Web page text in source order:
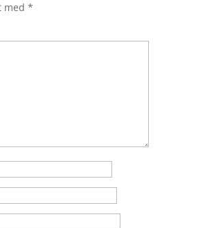
med *